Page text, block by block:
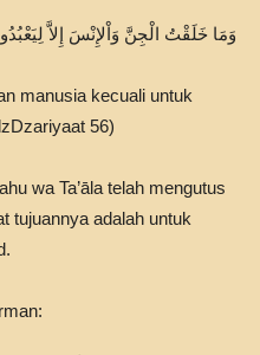
ﻭَﻣَﺎ ﺧَﻠَﻘْﺖُ ﺍﻟْﺠِﻦَّ ﻭَﺍْﻹِﻧْﺲَ ﺇِﻻَّ
manusia kecuali untuk
56)
wa Ta’āla telah mengutus
tujuannya adalah untuk